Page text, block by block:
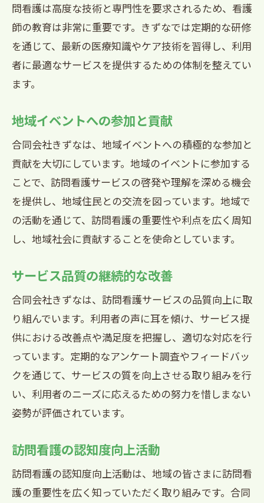
問看護は高度な技術と専門性を要求されるため、看護
師の教育は非常に重要です。きずなでは定期的な研修
を通じて、最新の医療知識やケア技術を習得し、利用
者に最適なサービスを提供するための体制を整えてい
ます。
地域イベントへの参加と貢献
合同会社きずなは、地域イベントへの積極的な参加と
貢献を大切にしています。地域のイベントに参加する
ことで、訪問看護サービスの啓発や理解を深める機会
を提供し、地域住民との交流を図っています。地域で
の活動を通じて、訪問看護の重要性や利点を広く周知
し、地域社会に貢献することを使命としています。
サービス品質の継続的な改善
合同会社きずなは、訪問看護サービスの品質向上に取
り組んでいます。利用者の声に耳を傾け、サービス提
供における改善点や満足度を把握し、適切な対応を行
っています。定期的なアンケート調査やフィードバッ
クを通じて、サービスの質を向上させる取り組みを行
い、利用者のニーズに応えるための努力を惜しまない
姿勢が評価されています。
訪問看護の認知度向上活動
訪問看護の認知度向上活動は、地域の皆さまに訪問看
護の重要性を広く知っていただく取り組みです。合同